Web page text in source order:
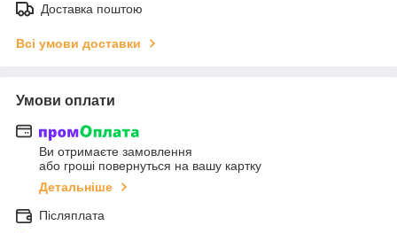
Доставка поштою
Всі умови доставки
Умови оплати
Ви отримаєте замовлення
або гроші повернуться на вашу картку
Детальніше
Післяплата